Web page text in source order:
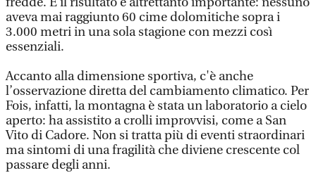
aveva mai raggiunto 60 cime dolomitiche sopra i
3.000 metri in una sola stagione con mezzi così
essenziali.
Accanto alla dimensione sportiva, c'è anche
l’osservazione diretta del cambiamento climatico. Per
Fois, infatti, la montagna è stata un laboratorio a cielo
aperto: ha assistito a crolli improvvisi, come a San
Vito di Cadore. Non si tratta più di eventi straordinari
ma sintomi di una fragilità che diviene crescente col
passare degli anni.